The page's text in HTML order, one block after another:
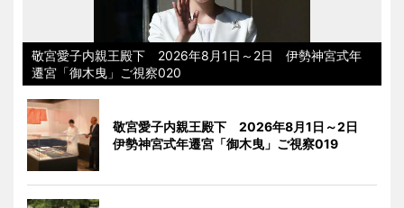
敬宮愛子内親王殿下 2026年8月1日～2日 伊勢神宮式年
遷宮「御木曳」ご視察020
敬宮愛子内親王殿下 2026年8月1日～2日
伊勢神宮式年遷宮「御木曳」ご視察019